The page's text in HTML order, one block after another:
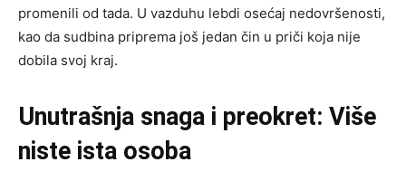
promenili od tada. U vazduhu lebdi osećaj nedovršenosti,
kao da sudbina priprema još jedan čin u priči koja nije
dobila svoj kraj.
Unutrašnja snaga i preokret: Više
niste ista osoba